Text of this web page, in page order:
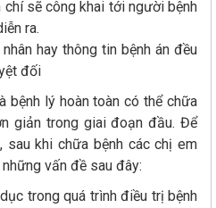
sẽ công khai tới người bệnh
ra.
hay thông tin bệnh án đều
đối
bệnh lý hoàn toàn có thể chữa
giản trong giai đoạn đầu. Để
sau khi chữa bệnh các chị em
vấn đề sau đây:
trong quá trình điều trị bệnh